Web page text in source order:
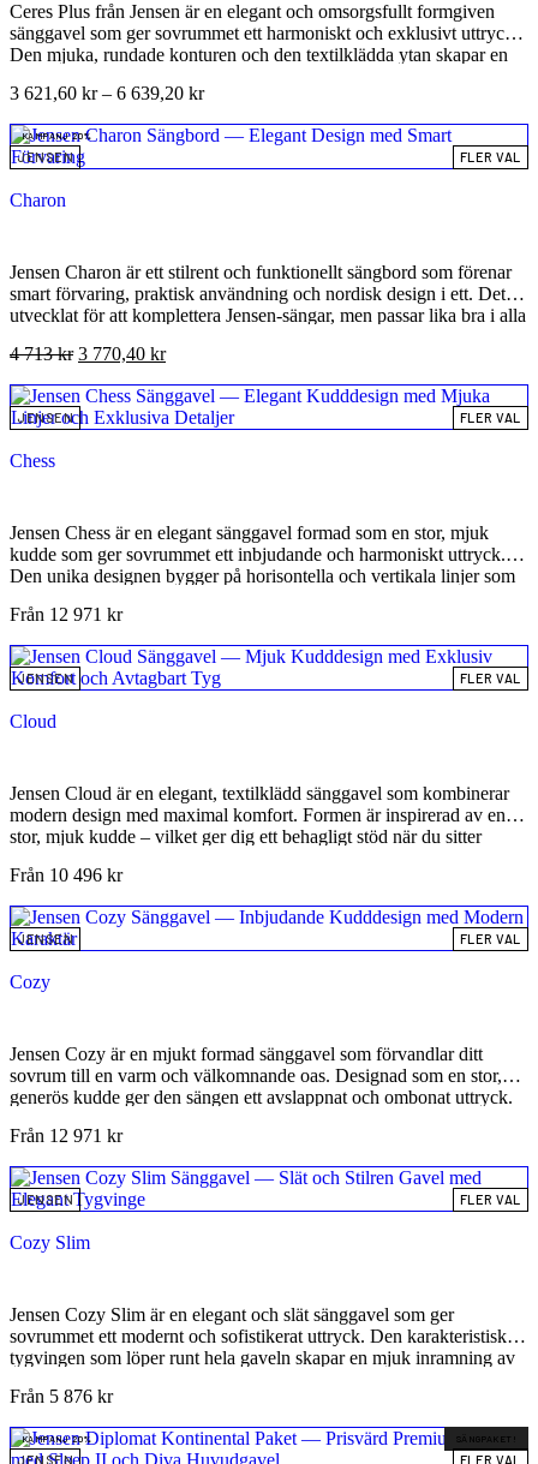
Ceres Plus från Jensen är en elegant och omsorgsfullt formgiven
sänggavel som ger sovrummet ett harmoniskt och exklusivt uttryck.
Den mjuka, rundade konturen och den textilklädda ytan skapar en
ger rummet en tydlig och stilren hotellkaraktär. Ceres Plus är ett
perfekt val för dig som vill kombinera funktion, komfort och
skandinavisk design på högsta nivå. Denna sänggavel är designad
för att inte bara komplettera sängen estetiskt, utan även skapa en mer
att läsa, koppla av eller bara njuta av en vacker inramning runt
3 621,60 kr – 6 639,20 kr
KAMPANJ 20%
JENSEN FLER VAL
Charon
Jensen Charon är ett stilrent och funktionellt sängbord som förenar
smart förvaring, praktisk användning och nordisk design i ett. Det är
utvecklat för att komplettera Jensen-sängar, men passar lika bra i alla
Med sin utdragbara bordsskiva som döljer en praktisk gömd låda
och en öppen avlastningshylla, erbjuder Charon en genomtänkt
lösning för att hålla ordning på dina personliga tillhörigheter.
Kombinationen av massivt trä, ren design och smart funktion gör
4 713kr 3 770,40 kr
JENSEN FLER VAL
Chess
Jensen Chess är en elegant sänggavel formad som en stor, mjuk
kudde som ger sovrummet ett inbjudande och harmoniskt uttryck.
Den unika designen bygger på horisontella och vertikala linjer som
tillför en subtil och exklusiv detalj. Med sitt generösa djup och den
mjuka, omfamnande formen ger Chess-gaveln både visuell elegans
och ökad komfort när du sitter upp i sängen. Lyft känslan i ditt
sovrum med Jensen Chess – en mjuk, modern och exklusiv
design.
Från 12 971 kr
JENSEN FLER VAL
Cloud
Jensen Cloud är en elegant, textilklädd sänggavel som kombinerar
modern design med maximal komfort. Formen är inspirerad av en
stor, mjuk kudde – vilket ger dig ett behagligt stöd när du sitter
atmosfär i sovrummet. De dubbla dekorsömmarna på framsidan ger
gaveln ett sofistikerat uttryck, medan det avtagbara tyget gör det
enkelt att rengöra eller byta färg för att uppdatera stilen i rummet.
Cloud är ett genomtänkt val för dig som vill förena estetik, funktion
uppfyller AEH+ standarder för ergonomi, hygien, sängklimat och
Från 10 496 kr
JENSEN FLER VAL
Cozy
Jensen Cozy är en mjukt formad sänggavel som förvandlar ditt
sovrum till en varm och välkomnande oas. Designad som en stor,
generös kudde ger den sängen ett avslappnat och ombonat uttryck.
lekfull touch, vilket gör Cozy till det perfekta valet för dig som
värdesätter både stil och en hemtrevlig känsla.
Från 12 971 kr
JENSEN FLER VAL
Cozy Slim
Jensen Cozy Slim är en elegant och slät sänggavel som ger
sovrummet ett modernt och sofistikerat uttryck. Den karakteristiska
tygvingen som löper runt hela gaveln skapar en mjuk inramning av
mycket plats i rummet. Med Jensens höga kvalitetsnivå och tidlösa
formspråk är Cozy Slim ett långsiktigt val för dig som vill
kombinera funktion, komfort och design i ett och samma uttryck.
Från 5 876 kr
KAMPANJ 20% SÄNGPAKET!
JENSEN FLER VAL